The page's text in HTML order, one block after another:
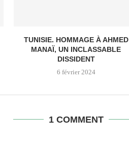
TUNISIE. HOMMAGE À AHMED
MANAÏ, UN INCLASSABLE
DISSIDENT
6 février 2024
1 COMMENT